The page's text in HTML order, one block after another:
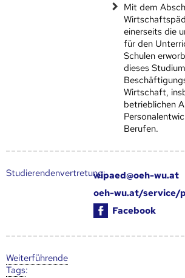
Mit dem
einerseits die
für den
Schulen
dieses
Wirtschaft,
betrieblichen
Berufen.
Studierendenvertretung:wipaed@oeh-wu.at
oeh-wu.at/service/
Facebook
Weiter­führende
Tags: